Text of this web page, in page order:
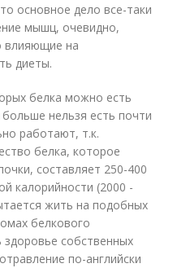
основное дело все-таки
мышц, очевидно,
влияющие на
диеты.
белка можно есть
нельзя есть почти
работают, т.к.
белка, которое
составляет 250-400
калорийности (2000 -
жить на подобных
белкового
собственных
по-английски